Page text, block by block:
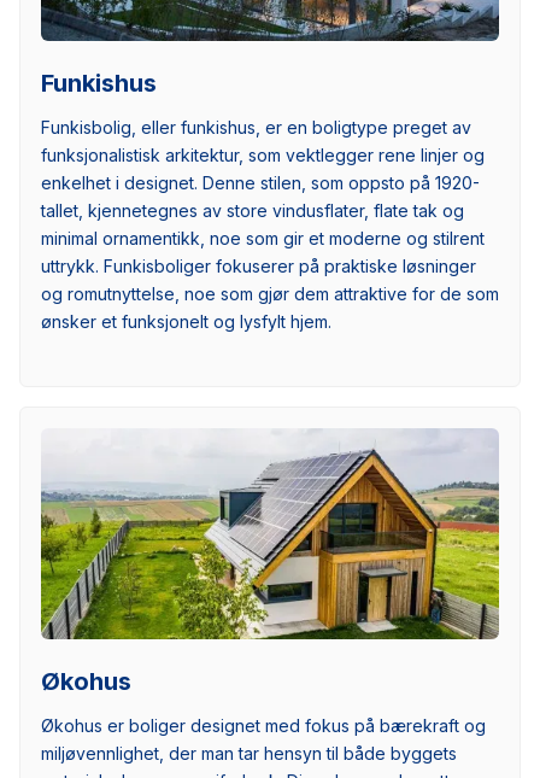
Funkishus
Funkisbolig, eller funkishus, er en boligtype preget av
funksjonalistisk arkitektur, som vektlegger rene linjer og
enkelhet i designet. Denne stilen, som oppsto på 1920-
tallet, kjennetegnes av store vindusflater, flate tak og
minimal ornamentikk, noe som gir et moderne og stilrent
uttrykk. Funkisboliger fokuserer på praktiske løsninger
og romutnyttelse, noe som gjør dem attraktive for de som
ønsker et funksjonelt og lysfylt hjem.
Økohus
Økohus er boliger designet med fokus på bærekraft og
miljøvennlighet, der man tar hensyn til både byggets